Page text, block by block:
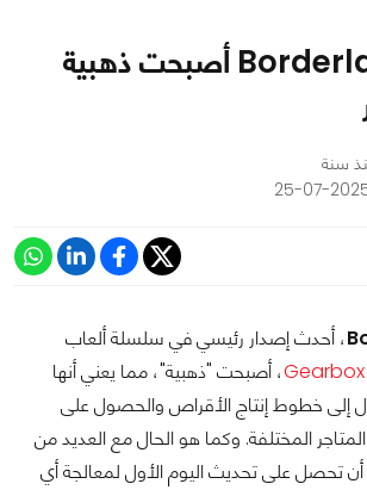
لعبة Borderlands 4 أصبحت ذهبية
، أحدث إصدار رئيسي في سلسلة ألعاب
Gearbox، أصبحت "ذهبية"، مما يعني أنها
إلى خطوط إنتاج الأقراص والحصول على
المختلفة. وكما هو الحال مع العديد من
أن تحصل على تحديث اليوم الأول لمعالجة أي